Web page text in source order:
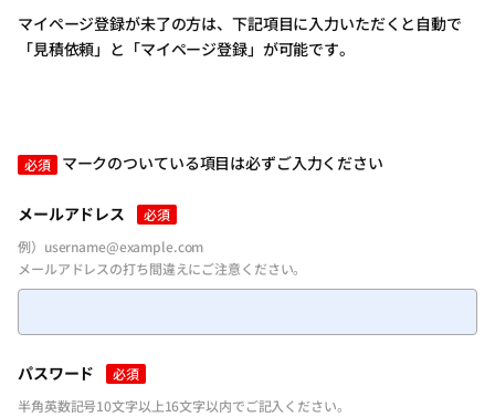
パスワードを忘れた方
マイページ登録が未了の方は、下記項目に入力いただくと自動で
「見積依頼」と「マイページ登録」が可能です。
必須 マークのついている項目は必ずご入力ください
メールアドレス
必須
例）username@example.com
メールアドレスの打ち間違えにご注意ください。
パスワード
必須
半角英数記号10文字以上16文字以内でご記入ください。